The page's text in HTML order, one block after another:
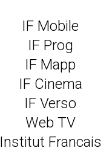
IF Mobile
IF Prog
IF Mapp
IF Cinema
IF Verso
Web TV
Institut Francais